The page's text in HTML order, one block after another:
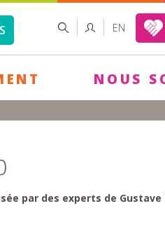
FORMULAIRE
DE
RECHERCHER EN
NOUS
par des experts de Gustave